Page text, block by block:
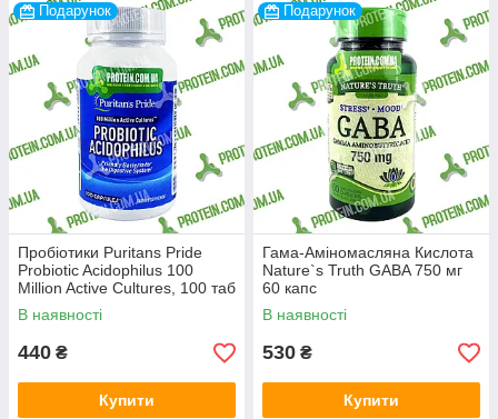
Подарунок
Пробіотики Puritans Pride
Probiotic Acidophilus 100
Million Active Cultures, 100 таб
В наявності
440 ₴
Купити
Подарунок
Гама-Аміномасляна Кислота
Nature`s Truth GABA 750 мг
60 капс
В наявності
530 ₴
Купити